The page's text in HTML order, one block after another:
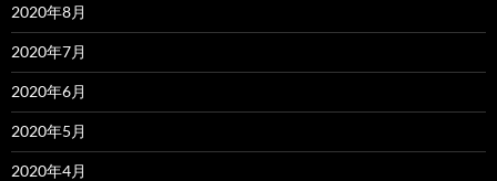
2020年8月
2020年7月
2020年6月
2020年5月
2020年4月